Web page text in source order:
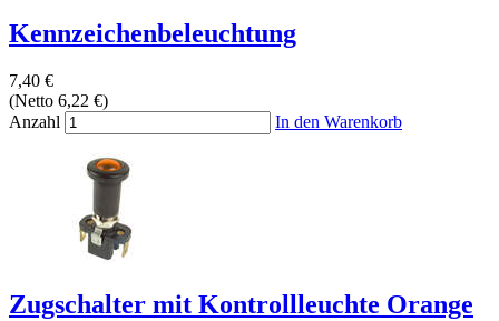
Kennzeichenbeleuchtung
7,40 €
(Netto 6,22 €)
Anzahl
In den Warenkorb
Zugschalter mit Kontrollleuchte Orange